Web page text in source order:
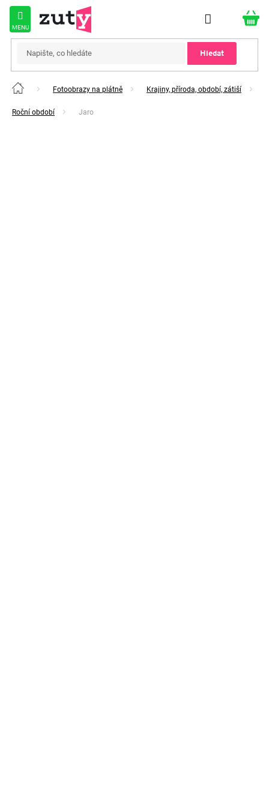
Přejít
obsah
Hledat
Domů Fotoobrazy na plátně Krajiny, příroda, období, zátiší
Roční období Jaro